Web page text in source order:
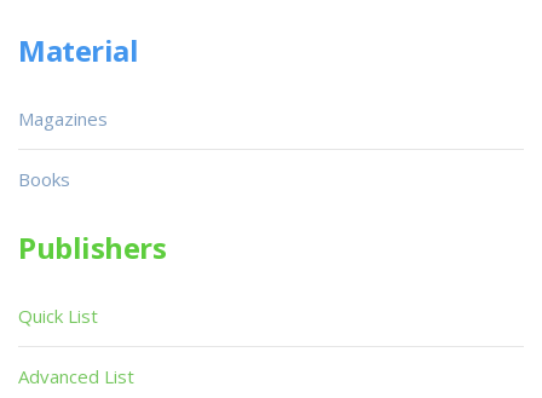
Material
Magazines
Books
Publishers
Quick List
Advanced List